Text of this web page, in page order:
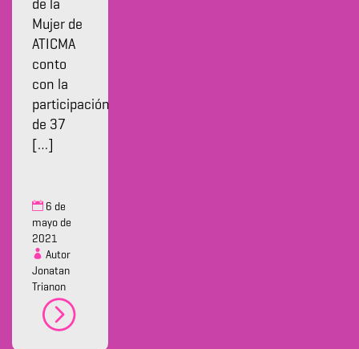
de la
Mujer de
ATICMA
conto
con la
participación
de 37
[…]
6 de
mayo de
2021
Autor
Jonatan
Trianon